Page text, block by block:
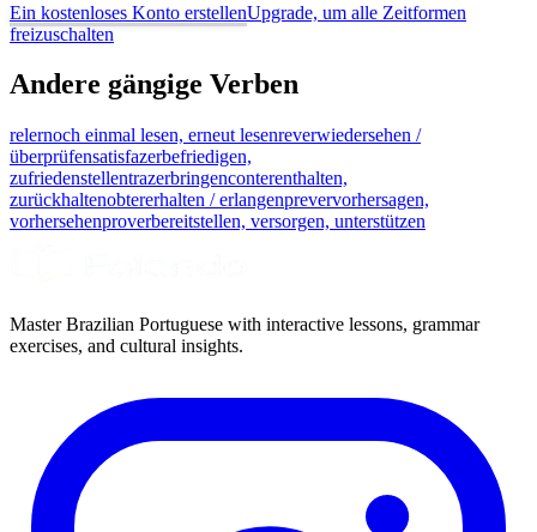
Ein kostenloses Konto erstellenUpgrade, um alle Zeitformen
freizuschalten
Andere gängige Verben
relernoch einmal lesen, erneut lesenreverwiedersehen /
überprüfensatisfazerbefriedigen,
zufriedenstellentrazerbringenconterenthalten,
zurückhaltenobtererhalten / erlangenprevervorhersagen,
vorhersehenproverbereitstellen, versorgen, unterstützen
Master Brazilian Portuguese with interactive lessons, grammar
exercises, and cultural insights.